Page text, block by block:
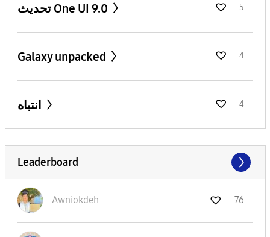
تحديث One UI 9.0 5
Galaxy unpacked 4
4
Leaderboard
Awniokdeh 76